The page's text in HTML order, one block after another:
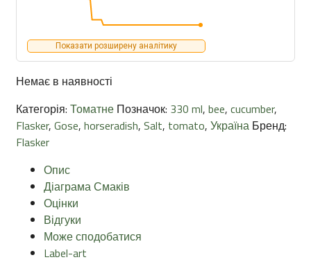
Показати розширену аналітику
Немає в наявності
Категорія: Томатне Позначок: 330 ml, bee, cucumber,
Flasker, Gose, horseradish, Salt, tomato, Україна Бренд:
Flasker
Опис
Діаграма Смаків
Оцінки
Відгуки
Може сподобатися
Label-art